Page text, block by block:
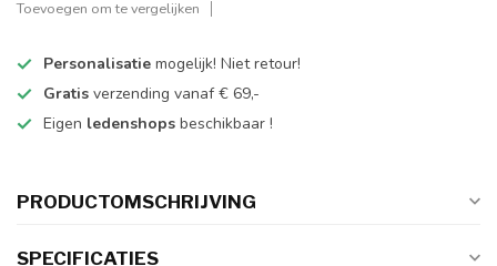
Toevoegen om te vergelijken
Personalisatie mogelijk! Niet retour!
Gratis verzending vanaf € 69,-
Eigen ledenshops beschikbaar !
PRODUCTOMSCHRIJVING
SPECIFICATIES